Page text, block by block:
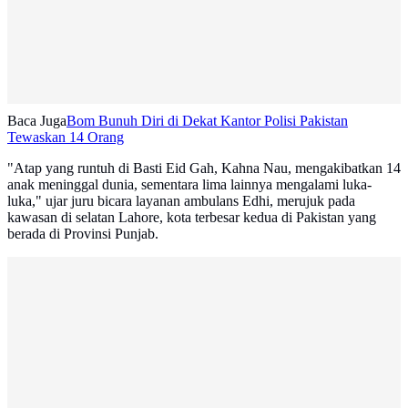
Baca JugaBom Bunuh Diri di Dekat Kantor Polisi Pakistan
Tewaskan 14 Orang
"Atap yang runtuh di Basti Eid Gah, Kahna Nau, mengakibatkan 14
anak meninggal dunia, sementara lima lainnya mengalami luka-
luka," ujar juru bicara layanan ambulans Edhi, merujuk pada
kawasan di selatan Lahore, kota terbesar kedua di Pakistan yang
berada di Provinsi Punjab.